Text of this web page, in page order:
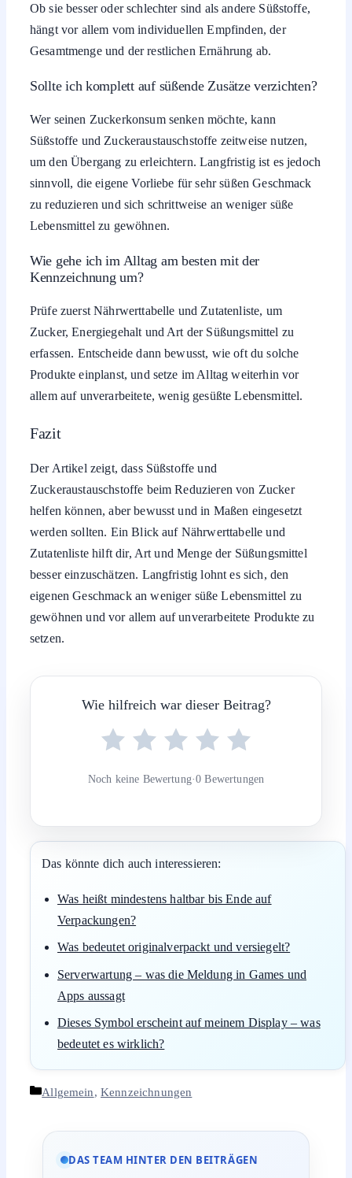
Ob sie besser oder schlechter sind als andere Süßstoffe,
hängt vor allem vom individuellen Empfinden, der
Gesamtmenge und der restlichen Ernährung ab.
Sollte ich komplett auf süßende Zusätze verzichten?
Wer seinen Zuckerkonsum senken möchte, kann
Süßstoffe und Zuckeraustauschstoffe zeitweise nutzen,
um den Übergang zu erleichtern. Langfristig ist es jedoch
sinnvoll, die eigene Vorliebe für sehr süßen Geschmack
zu reduzieren und sich schrittweise an weniger süße
Lebensmittel zu gewöhnen.
Wie gehe ich im Alltag am besten mit der
Kennzeichnung um?
Prüfe zuerst Nährwerttabelle und Zutatenliste, um
Zucker, Energiegehalt und Art der Süßungsmittel zu
erfassen. Entscheide dann bewusst, wie oft du solche
Produkte einplanst, und setze im Alltag weiterhin vor
allem auf unverarbeitete, wenig gesüßte Lebensmittel.
Fazit
Der Artikel zeigt, dass Süßstoffe und
Zuckeraustauschstoffe beim Reduzieren von Zucker
helfen können, aber bewusst und in Maßen eingesetzt
werden sollten. Ein Blick auf Nährwerttabelle und
Zutatenliste hilft dir, Art und Menge der Süßungsmittel
besser einzuschätzen. Langfristig lohnt es sich, den
eigenen Geschmack an weniger süße Lebensmittel zu
gewöhnen und vor allem auf unverarbeitete Produkte zu
setzen.
Wie hilfreich war dieser Beitrag?
Noch keine Bewertung·0 Bewertungen
Das könnte dich auch interessieren:
Was heißt mindestens haltbar bis Ende auf
Verpackungen?
Was bedeutet originalverpackt und versiegelt?
Serverwartung – was die Meldung in Games und
Apps aussagt
Dieses Symbol erscheint auf meinem Display – was
bedeutet es wirklich?
Kategorien
Allgemein, Kennzeichnungen
DAS TEAM HINTER DEN BEITRÄGEN